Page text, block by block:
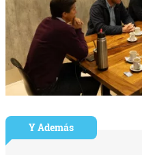
Y Además